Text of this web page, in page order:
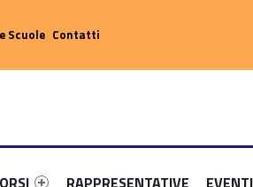
96603-5
identifier #link-menu-primary-79592-9
Link identifier #link-menu-
RAPPRESENTATIVE
Link
Scuole Contatti